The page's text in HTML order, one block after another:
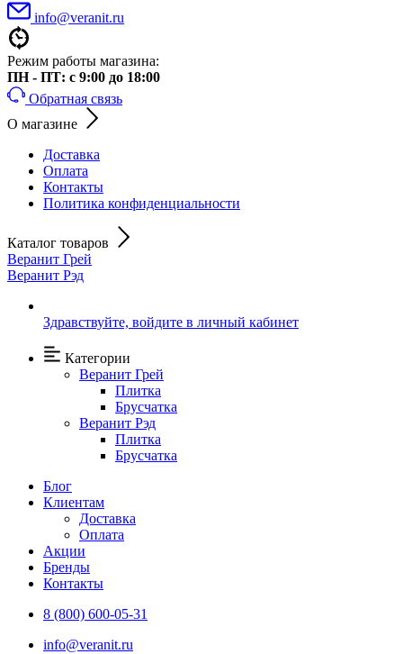
info@veranit.ru
Режим работы магазина:
ПН - ПТ: с 9:00 до 18:00
Обратная связь
О магазине
Доставка
Оплата
Контакты
Политика конфиденциальности
Каталог товаров
Веранит Грей
Веранит Рэд
Здравствуйте, войдите в личный кабинет
Категории
Веранит Грей
Плитка
Брусчатка
Веранит Рэд
Плитка
Брусчатка
Блог
Клиентам
Доставка
Оплата
Акции
Бренды
Контакты
8 (800) 600-05-31
info@veranit.ru